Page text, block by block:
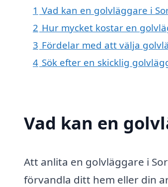
1 Vad kan en golvläggare i
2 Hur mycket kostar en
3 Fördelar med att välja
4 Sök efter en skicklig
Vad kan en
Att anlita en golvläggare i
förvandla ditt hem eller din